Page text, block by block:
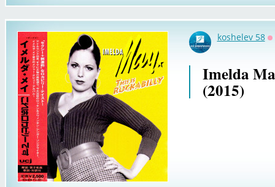
koshelev 58
Imelda
(2015)